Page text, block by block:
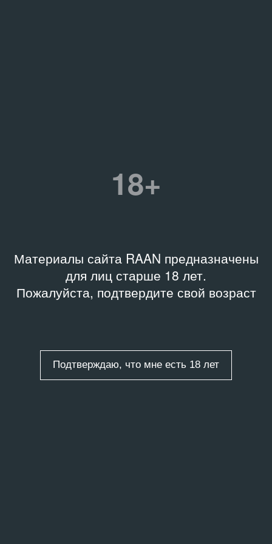
18+
Материалы сайта RAAN предназначены
для лиц старше 18 лет.
Пожалуйста, подтвердите свой возраст
Подтверждаю, что мне есть 18 лет